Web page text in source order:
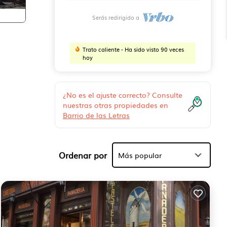
a
Serás redirigido a
Trato caliente - Ha sido visto 90 veces
hoy
¿No es el ajuste correcto? Consulte
nuestras otras propiedades en
Barrio de las Letras
Ordenar por Más popular